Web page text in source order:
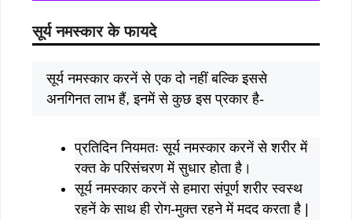
सूर्य नमस्कार के फायदे
सूर्य नमस्कार करनें से एक दो नहीं बल्कि इससे
अनगिनत लाभ हैं, इनमें से कुछ इस प्रकार है-
प्रतिदिन नियमतः सूर्य नमस्कार करनें से शरीर में
रक्त के परिसंचरण में सुधार होता है।
सूर्य नमस्कार करनें से हमारा संपूर्ण शरीर स्वस्थ
रहनें के साथ ही रोग-मुक्त रहने में मदद करता है |